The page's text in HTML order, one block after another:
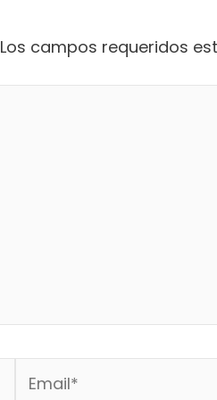
Los campos requeridos